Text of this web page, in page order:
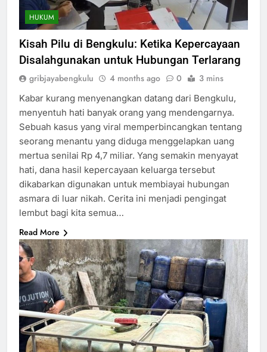
HUKUM
Kisah Pilu di Bengkulu: Ketika Kepercayaan
Disalahgunakan untuk Hubungan Terlarang
gribjayabengkulu 4 months ago 0 3 mins
Kabar kurang menyenangkan datang dari Bengkulu,
menyentuh hati banyak orang yang mendengarnya.
Sebuah kasus yang viral memperbincangkan tentang
seorang menantu yang diduga menggelapkan uang
mertua senilai Rp 4,7 miliar. Yang semakin menyayat
hati, dana hasil kepercayaan keluarga tersebut
dikabarkan digunakan untuk membiayai hubungan
asmara di luar nikah. Cerita ini menjadi pengingat
lembut bagi kita semua…
Read More